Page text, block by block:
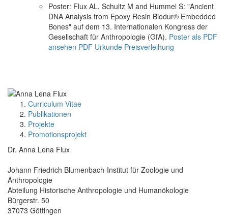
Poster: Flux AL, Schultz M and Hummel S: "Ancient
DNA Analysis from Epoxy Resin Biodur® Embedded
Bones" auf dem 13. Internationalen Kongress der
Gesellschaft für Anthropologie (GfA). Poster als PDF
ansehen PDF Urkunde Preisverleihung
Curriculum Vitae
Publikationen
Projekte
Promotionsprojekt
Dr. Anna Lena Flux
Johann Friedrich Blumenbach-Institut für Zoologie und
Anthropologie
Abteilung Historische Anthropologie und Humanökologie
Bürgerstr. 50
37073 Göttingen